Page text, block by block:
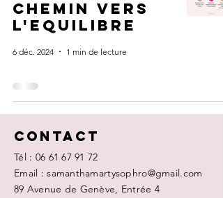
chemin vers
l'equilibre
6 déc. 2024 1 min de lecture
Contact
Tél : 06 61 67 91 72
Email : samanthamartysophro@gmail.com
89 Avenue de Genève, Entrée 4